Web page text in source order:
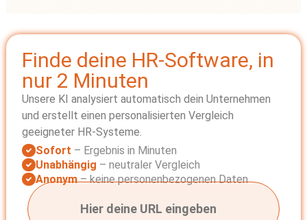
Finde deine HR-Software, in
nur 2 Minuten
Unsere KI analysiert automatisch dein Unternehmen
und erstellt einen personalisierten Vergleich
geeigneter HR-Systeme.
Sofort – Ergebnis in Minuten
Unabhängig – neutraler Vergleich
Anonym – keine personenbezogenen Daten